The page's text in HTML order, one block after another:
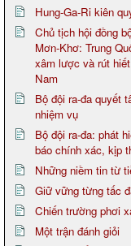
Hung-Ga-Ri kiên
Chủ tịch hội đồng
Mơn-Khơ: Trung
xâm lược và rút
Nam
Bộ đội ra-đa quyết
nhiệm vụ
Bộ đội ra-đa: phát
báo chính xác, kịp
Những niềm tin từ
Giữ vững từng tấc
Chiến trường phơi
Một trận đánh giỏi